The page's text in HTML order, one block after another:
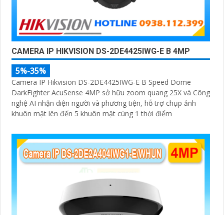
CAMERA IP HIKVISION DS-2DE4425IWG-E B 4MP
5%-35%
Camera IP Hikvision DS-2DE4425IWG-E B Speed Dome
DarkFighter AcuSense 4MP sở hữu zoom quang 25X và Công
nghệ AI nhận diện người và phương tiện, hỗ trợ chụp ảnh
khuôn mặt lên đến 5 khuôn mặt cùng 1 thời điểm